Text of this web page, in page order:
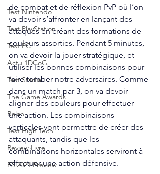
Test Nintendo
Test PlayStation
Test PC
Actu 1DCoG
Test Stadia
The Game Awards
Balan
Test High Tech
Review Livre
E3 2021 Preview
de combat et de réflexion PvP où l’on
va devoir s’affronter en lançant des
attaques en créant des formations de
couleurs assorties. Pendant 5 minutes,
on va devoir la jouer stratégique, et
utiliser les bonnes combinaisons pour
faire tomber notre adversaires. Comme
dans un match par 3, on va devoir
aligner des couleurs pour effectuer
une action. Les combinaisons
verticales vont permettre de créer des
attaquants, tandis que les
combinaisons horizontales serviront à
effectuer une action défensive.